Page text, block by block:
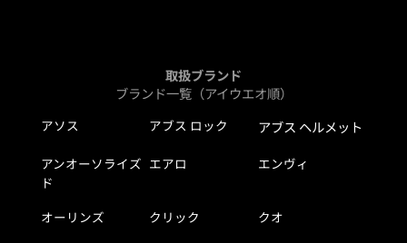
取扱ブランド
ブランド一覧（アイウエオ順）
アソス アブス ロック アブス ヘルメット
アンオーソライズ
ド
エアロ エンヴィ
オーリンズ クリック
クオ